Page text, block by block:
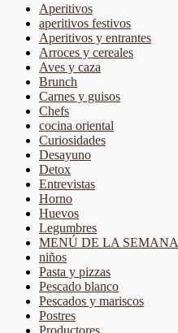
Aperitivos
aperitivos festivos
Aperitivos y entrantes
Arroces y cereales
Aves y caza
Brunch
Carnes y guisos
Chefs
cocina oriental
Curiosidades
Desayuno
Detox
Entrevistas
Horno
Huevos
Legumbres
MENÚ DE LA SEMANA
niños
Pasta y pizzas
Pescado blanco
Pescados y mariscos
Postres
Productores